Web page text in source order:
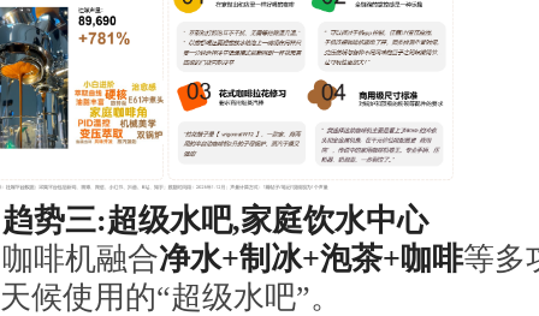
趋势三:超级水吧,家庭饮水中心
咖啡机融合净水+制冰+泡茶+咖啡等多
天候使用的“超级水吧”。